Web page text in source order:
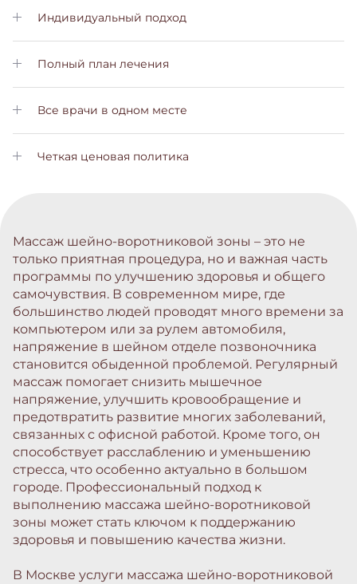
Индивидуальный подход
Личный менеджер позаботится о Вас на всех этапах лечения
Полный план лечения
Вы получите подробный план лечения с пояснениями на
всех этапах
Все врачи в одном месте
Вам не нужно будет обращаться в другие больницы. Все
услуги вы сможете получить у нас
Четкая ценовая политика
Массаж шейно-воротниковой зоны – это не
только приятная процедура, но и важная часть
программы по улучшению здоровья и общего
самочувствия. В современном мире, где
большинство людей проводят много времени за
компьютером или за рулем автомобиля,
напряжение в шейном отделе позвоночника
становится обыденной проблемой. Регулярный
массаж помогает снизить мышечное
напряжение, улучшить кровообращение и
предотвратить развитие многих заболеваний,
связанных с офисной работой. Кроме того, он
способствует расслаблению и уменьшению
стресса, что особенно актуально в большом
городе. Профессиональный подход к
выполнению массажа шейно-воротниковой
зоны может стать ключом к поддержанию
здоровья и повышению качества жизни.
В Москве услуги массажа шейно-воротниковой